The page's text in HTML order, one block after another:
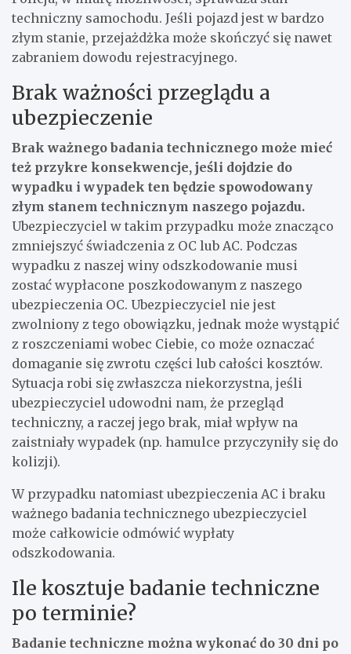
techniczny samochodu. Jeśli pojazd jest w bardzo
złym stanie, przejażdżka może skończyć się nawet
zabraniem dowodu rejestracyjnego.
Brak ważności przeglądu a
ubezpieczenie
Brak ważnego badania technicznego może mieć
też przykre konsekwencje, jeśli dojdzie do
wypadku i wypadek ten będzie spowodowany
złym stanem technicznym naszego pojazdu.
Ubezpieczyciel w takim przypadku może znacząco
zmniejszyć świadczenia z OC lub AC. Podczas
wypadku z naszej winy odszkodowanie musi
zostać wypłacone poszkodowanym z naszego
ubezpieczenia OC. Ubezpieczyciel nie jest
zwolniony z tego obowiązku, jednak może wystąpić
z roszczeniami wobec Ciebie, co może oznaczać
domaganie się zwrotu części lub całości kosztów.
Sytuacja robi się zwłaszcza niekorzystna, jeśli
ubezpieczyciel udowodni nam, że przegląd
techniczny, a raczej jego brak, miał wpływ na
zaistniały wypadek (np. hamulce przyczyniły się do
kolizji).
W przypadku natomiast ubezpieczenia AC i braku
ważnego badania technicznego ubezpieczyciel
może całkowicie odmówić wypłaty
odszkodowania.
Ile kosztuje badanie techniczne
po terminie?
Badanie techniczne można wykonać do 30 dni po